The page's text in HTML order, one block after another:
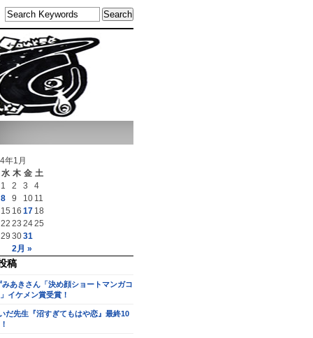
年1月
水 木 金 土
2月 »
1 2 3
4
8 9 10 11
15 16 17 18
22 23 2425
29 3031
稿
みあきさん「決め顔ショートマンガコ
イケメン賞受賞！
だ先生『沼すぎてもはや恋』最終10